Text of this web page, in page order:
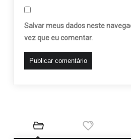
Salvar meus dados neste
vez que eu comentar.